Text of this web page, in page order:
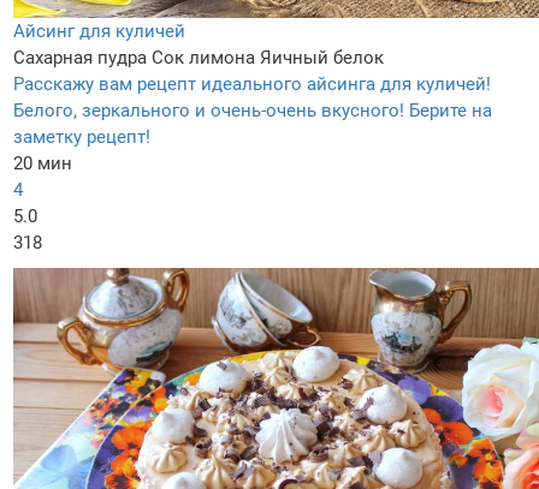
Айсинг для куличей
Сахарная пудра Сок лимона Яичный белок
Расскажу вам рецепт идеального айсинга для куличей!
Белого, зеркального и очень-очень вкусного! Берите на
заметку рецепт!
20 мин
4
5.0
318